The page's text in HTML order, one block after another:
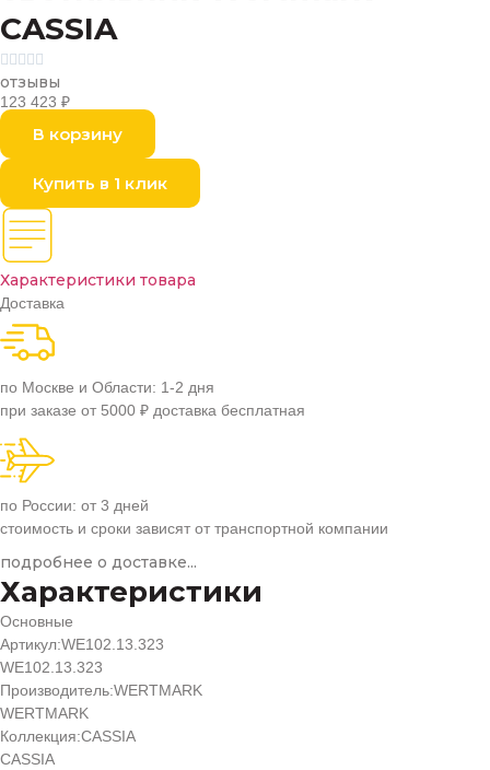
CASSIA
    
отзывы
123 423 ₽
В корзину
Купить в 1 клик
Характеристики товара
Доставка
по Москве и Области: 1-2 дня
при заказе от 5000 ₽ доставка бесплатная
по России: от 3 дней
стоимость и сроки зависят от транспортной компании
подробнее о доставке...
Характеристики
Основные
Артикул:WE102.13.323
WE102.13.323
Производитель:WERTMARK
WERTMARK
Коллекция:CASSIA
CASSIA